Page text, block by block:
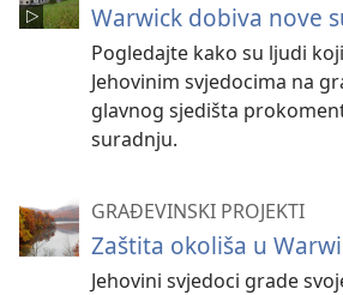
Warwick dobiva nove
Pogledajte kako su ljudi
Jehovinim svjedocima na
glavnog sjedišta
suradnju.
GRAĐEVINSKI PROJEKTI
Zaštita okoliša u
Jehovini svjedoci grade